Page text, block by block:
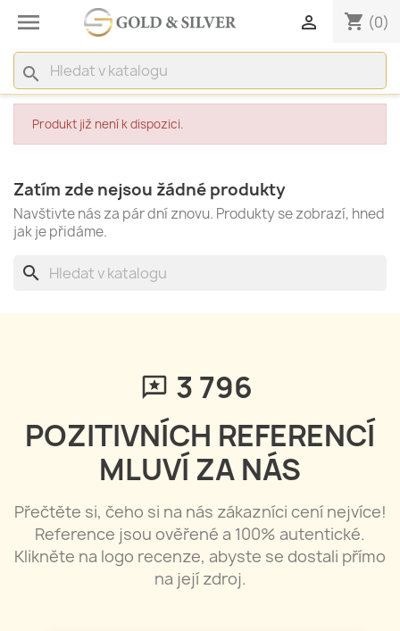
 shopping_cart (0)

search
Produkt již není k dispozici.
Zatím zde nejsou žádné produkty
Navštivte nás za pár dní znovu. Produkty se zobrazí, hned
jak je přidáme.
search
3 796
POZITIVNÍCH REFERENCÍ
MLUVÍ ZA NÁS
Přečtěte si, čeho si na nás zákazníci cení nejvíce!
Reference jsou ověřené a 100% autentické.
Klikněte na logo recenze, abyste se dostali přímo
na její zdroj.